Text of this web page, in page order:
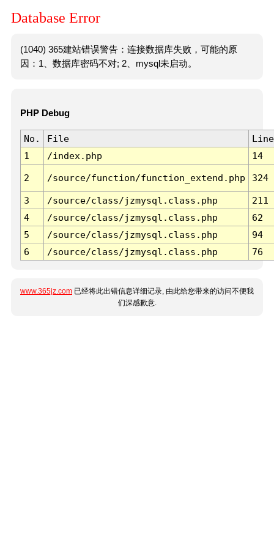
Database Error
(1040) 365建站错误警告：连接数据库失败，可能的原
因：1、数据库密码不对; 2、mysql未启动。
PHP Debug
No. File
Line
1
/index.php 14
2 /source/function/function_extend.php 324
3 /source/class/jzmysql.class.php
211
4
/source/class/jzmysql.class.php
62
5
/source/class/jzmysql.class.php
94
6
/source/class/jzmysql.class.php 76
www.365jz.com 已经将此出错信息详细记录, 由此给您带来的访问不便我
们深感歉意.